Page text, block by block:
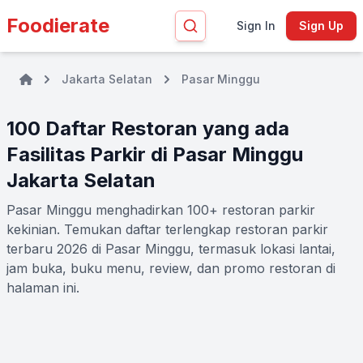
Foodierate Sign In Sign Up
Jakarta Selatan Pasar Minggu
100 Daftar Restoran yang ada
Fasilitas Parkir di Pasar Minggu
Jakarta Selatan
Pasar Minggu menghadirkan 100+ restoran parkir
kekinian. Temukan daftar terlengkap restoran parkir
terbaru 2026 di Pasar Minggu, termasuk lokasi lantai,
jam buka, buku menu, review, dan promo restoran di
halaman ini.